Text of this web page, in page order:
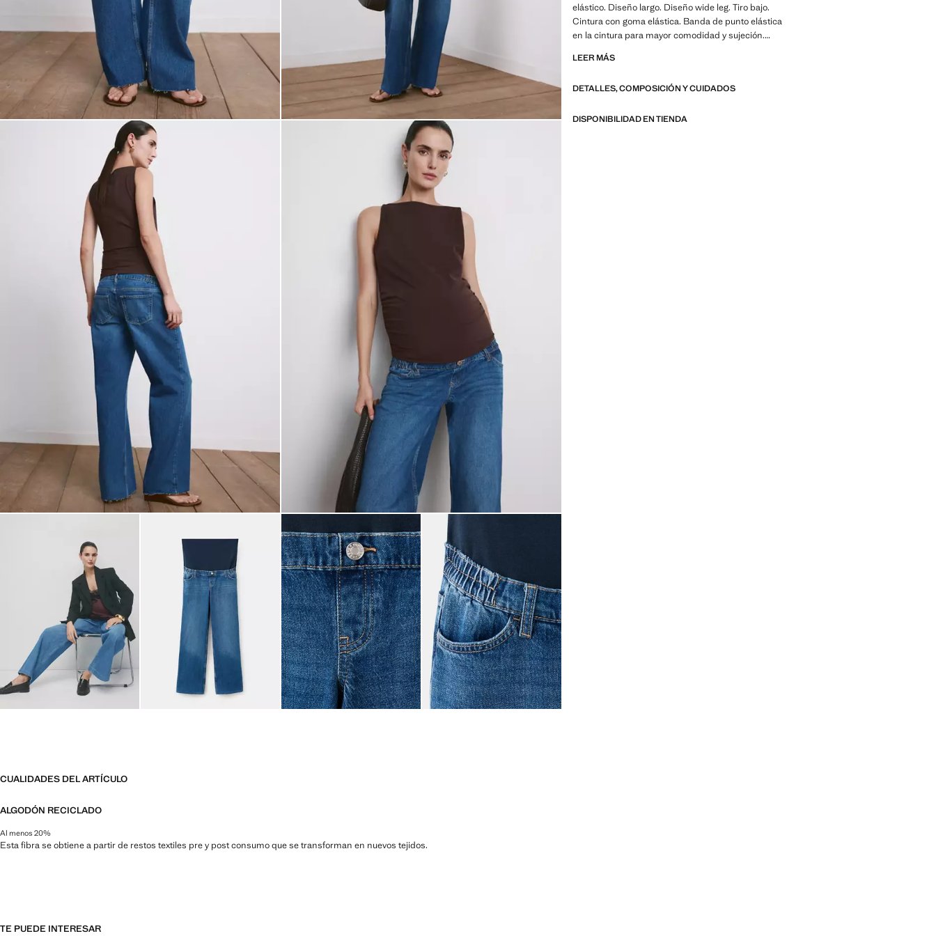
elástico. Diseño largo. Diseño wide leg. Tiro bajo.
Cintura con goma elástica. Banda de punto elástica
en la cintura para mayor comodidad y sujeción.
deshilachado. Sin cierre. Premamá. Proporciona
recomendamos comprar tu talla habitual. Exclusivo
LEER MÁS
DETALLES, COMPOSICIÓN Y CUIDADOS
DISPONIBILIDAD EN TIENDA
CUALIDADES DEL ARTÍCULO
ALGODÓN RECICLADO
Al menos 20%
Esta fibra se obtiene a partir de restos textiles pre y post consumo que se transforman en nuevos tejidos.
TE PUEDE INTERESAR